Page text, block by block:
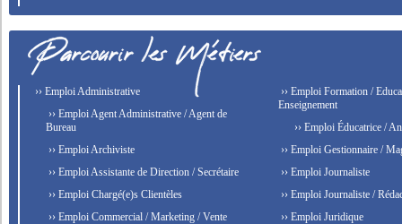
›› Emploi Administrative
›› Emploi Agent Administrative / Agent de
Bureau
›› Emploi Archiviste
›› Emploi Assistante de Direction / Secrétaire
›› Emploi Chargé(e)s Clientèles
›› Emploi Commercial / Marketing / Vente
›› Emploi Formation /
Enseignement
›› Emploi Éducatrice /
›› Emploi Gestionnaire /
›› Emploi Journaliste
›› Emploi Journaliste /
›› Emploi Juridique